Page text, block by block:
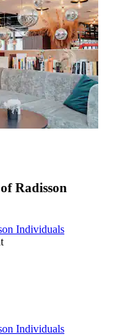
Radisson
Individuals
Individuals